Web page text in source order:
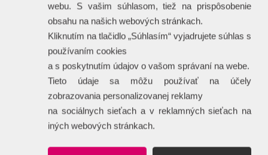
webu. S vašim súhlasom, tiež na prispôsobenie
obsahu na našich webových stránkach.
Kliknutím na tlačidlo „Súhlasím“ vyjadrujete súhlas s
používaním cookies
a s poskytnutím údajov o vašom správaní na webe.
Tieto údaje sa môžu používať na účely
zobrazovania personalizovanej reklamy
na sociálnych sieťach a v reklamných sieťach na
iných webových stránkach.